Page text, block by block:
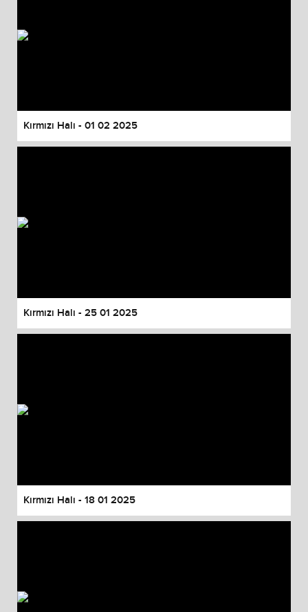
Kırmızı Halı - 01 02 2025
Kırmızı Halı - 25 01 2025
Kırmızı Halı - 18 01 2025